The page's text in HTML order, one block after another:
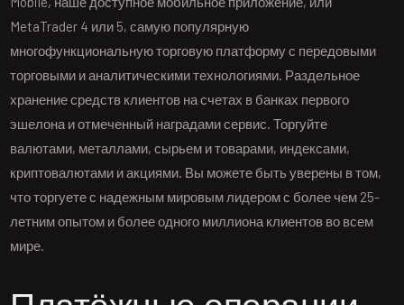
MetaTrader 4 или 5, самую популярную
многофункциональную торговую платформу с передовыми
торговыми и аналитическими технологиями. Раздельное
хранение средств клиентов на счетах в банках первого
эшелона и отмеченный наградами сервис. Торгуйте
валютами, металлами, сырьем и товарами, индексами,
криптовалютами и акциями. Вы можете быть уверены в том,
что торгуете с надежным мировым лидером с более чем 25-
летним опытом и более одного миллиона клиентов во всем
мире.